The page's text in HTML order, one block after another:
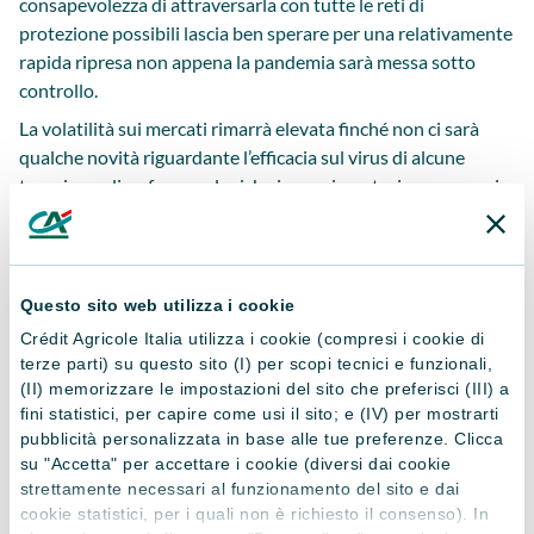
Questo sito web utilizza i cookie
Crédit Agricole Italia utilizza i cookie (compresi i cookie di
terze parti) su questo sito (I) per scopi tecnici e funzionali,
(II) memorizzare le impostazioni del sito che preferisci (III) a
fini statistici, per capire come usi il sito; e (IV) per mostrarti
pubblicità personalizzata in base alle tue preferenze. Clicca
su "Accetta" per accettare i cookie (diversi dai cookie
strettamente necessari al funzionamento del sito e dai
cookie statistici, per i quali non è richiesto il consenso). In
protezione possibili lascia ben sperare per una relativamente
rapida ripresa non appena la pandemia sarà messa sotto
controllo.
La volatilità sui mercati rimarrà elevata finché non ci sarà
qualche novità riguardante l’efficacia sul virus di alcune
terapie medico-farmacologiche in sperimentazione o non si
raggiungerà il picco di contagi, almeno in Italia, presa ormai a
riferimento/pilota per l’Europa e l’Occidente.
agli investimenti finanziari rimane d’obbligo. L’emergenza
prima o poi finirà e anche i mercati torneranno alla normalità.
Nel mentre, però, le distorsioni che si creano sui mercati
possono offrire occasioni interessanti a chi sa mantenere i
nervi saldi. Dunque, cosa fare?Concentrarsi sui propri
obiettivi di lungo periodo e non rinunciare a investire
ancora ma con prudenza , diversificando non solo le fonti di
rischio ma anche i tempi d’ingresso, magari con l’avvio di un